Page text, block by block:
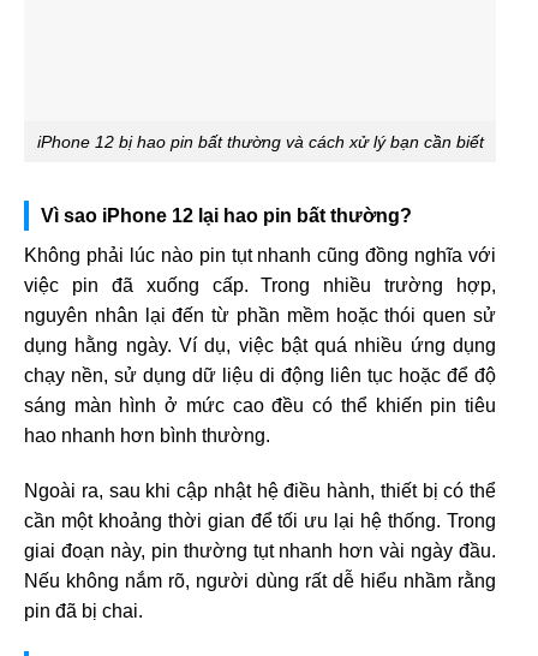
iPhone 12 bị hao pin bất thường và cách xử lý bạn cần biết
Vì sao iPhone 12 lại hao pin bất thường?
Không phải lúc nào pin tụt nhanh cũng đồng nghĩa với
việc pin đã xuống cấp. Trong nhiều trường hợp,
nguyên nhân lại đến từ phần mềm hoặc thói quen sử
dụng hằng ngày. Ví dụ, việc bật quá nhiều ứng dụng
chạy nền, sử dụng dữ liệu di động liên tục hoặc để độ
sáng màn hình ở mức cao đều có thể khiến pin tiêu
hao nhanh hơn bình thường.
Ngoài ra, sau khi cập nhật hệ điều hành, thiết bị có thể
cần một khoảng thời gian để tối ưu lại hệ thống. Trong
giai đoạn này, pin thường tụt nhanh hơn vài ngày đầu.
Nếu không nắm rõ, người dùng rất dễ hiểu nhầm rằng
pin đã bị chai.